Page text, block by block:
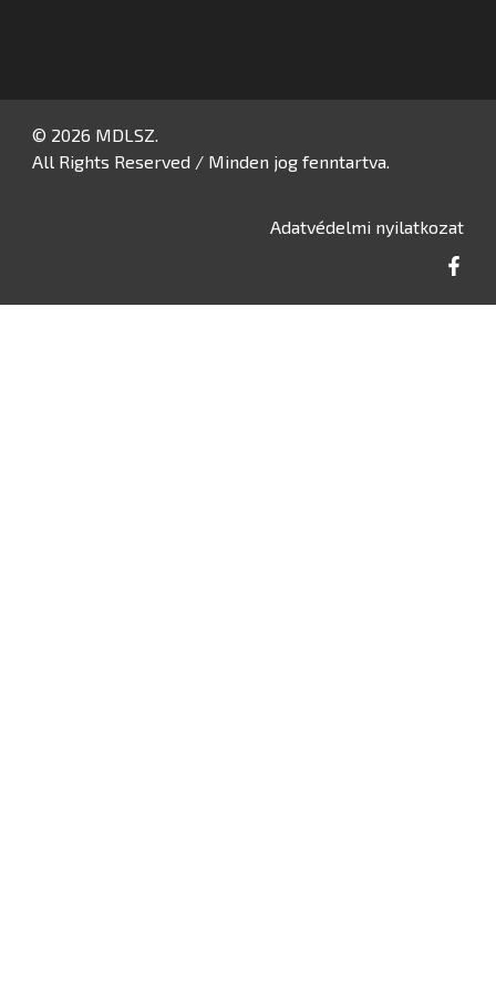
© 2026 MDLSZ.
All Rights Reserved / Minden jog fenntartva.
Adatvédelmi nyilatkozat